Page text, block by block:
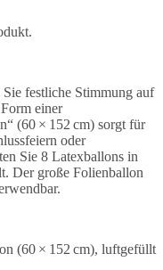
festliche Stimmung auf
einer
(60 × 152 cm) sorgt für
oder
Sie 8 Latexballons in
Der große Folienballon
(60 × 152 cm), luftgefüllt